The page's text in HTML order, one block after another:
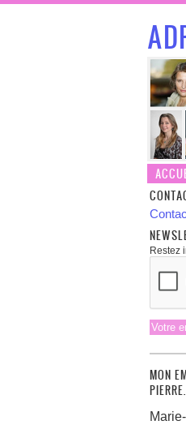
Restez
MON